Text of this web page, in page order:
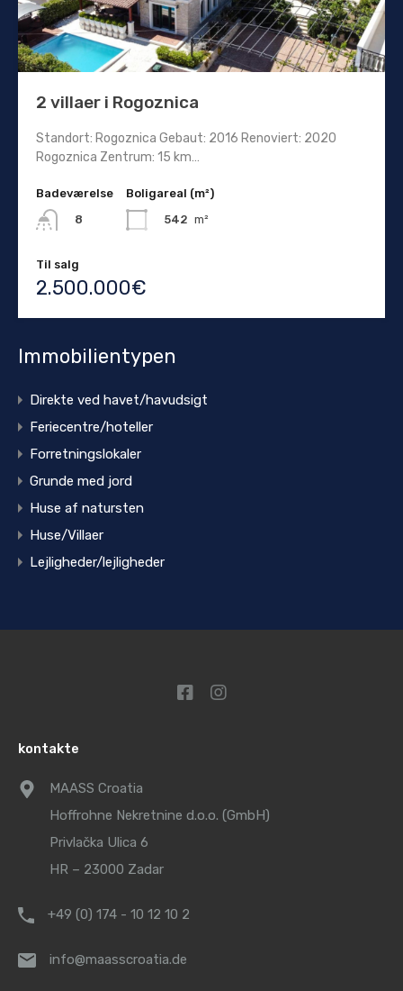
2 villaer i Rogoznica
Standort: Rogoznica Gebaut: 2016 Renoviert: 2020
Rogoznica Zentrum: 15 km…
Badeværelse
8
Boligareal (m²)
542 m²
Til salg
2.500.000€
Immobilientypen
Direkte ved havet/havudsigt
Feriecentre/hoteller
Forretningslokaler
Grunde med jord
Huse af natursten
Huse/Villaer
Lejligheder/lejligheder
kontakte
MAASS Croatia
Hoffrohne Nekretnine d.o.o. (GmbH)
Privlačka Ulica 6
HR – 23000 Zadar
+49 (0) 174 - 10 12 10 2
info@maasscroatia.de